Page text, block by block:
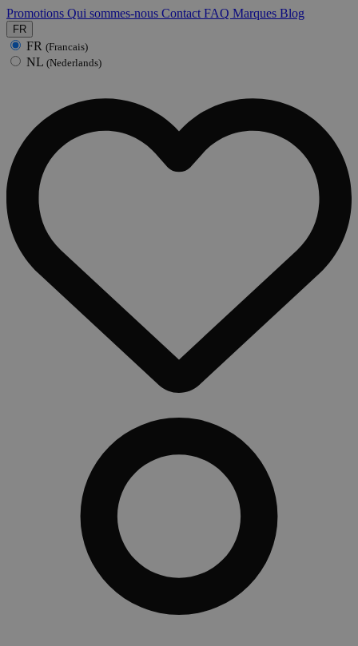
Promotions Qui sommes-nous Contact FAQ Marques Blog
FR
FR (Francais)
NL (Nederlands)